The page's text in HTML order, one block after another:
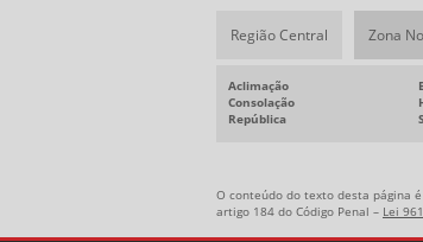
Região Central Zona
Aclimação
Consolação
República
O conteúdo do texto desta página
artigo 184 do Código Penal – Lei